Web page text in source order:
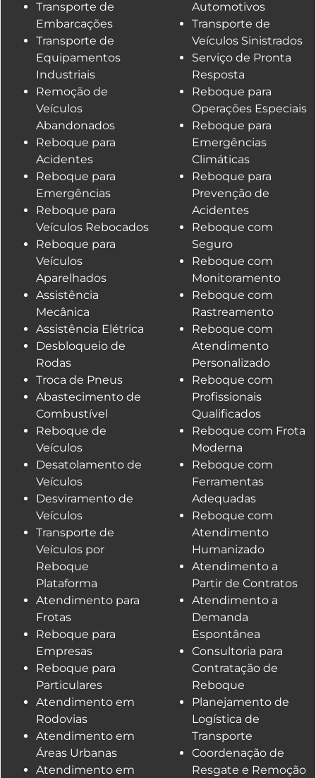
Transporte de
Embarcações
Transporte de
Equipamentos
Industriais
Remoção de
Veículos
Abandonados
Reboque para
Acidentes
Reboque para
Emergências
Reboque para
Veículos Rebocados
Reboque para
Veículos
Aparelhados
Assistência
Mecânica
Assistência Elétrica
Desbloqueio de
Rodas
Troca de Pneus
Abastecimento de
Combustível
Reboque de
Veículos
Desatolamento de
Veículos
Desviramento de
Veículos
Transporte de
Veículos por
Reboque
Plataforma
Atendimento para
Frotas
Reboque para
Empresas
Reboque para
Particulares
Atendimento em
Rodovias
Atendimento em
Áreas Urbanas
Atendimento em
Automotivos
Transporte de
Veículos Sinistrados
Serviço de Pronta
Resposta
Reboque para
Operações Especiais
Reboque para
Emergências
Climáticas
Reboque para
Prevenção de
Acidentes
Reboque com
Seguro
Reboque com
Monitoramento
Reboque com
Rastreamento
Reboque com
Atendimento
Personalizado
Reboque com
Profissionais
Qualificados
Reboque com Frota
Moderna
Reboque com
Ferramentas
Adequadas
Reboque com
Atendimento
Humanizado
Atendimento a
Partir de Contratos
Atendimento a
Demanda
Espontânea
Consultoria para
Contratação de
Reboque
Planejamento de
Logística de
Transporte
Coordenação de
Resgate e Remoção